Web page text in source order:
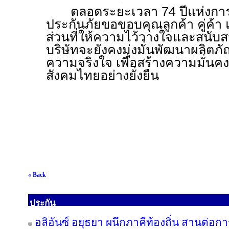
ตลอดระยะเวลา 74 ปีแห่งกา
ประกันภัยขอขอบคุณลูกค้า คู่ค้า
ส่วนที่ให้ความไว้วางใจและสนับ
บริษัทจะยังคงมุ่งมั่นพัฒนาผลิตภั
ความจริงใจ เพื่อสร้างความมั่น
สังคมไทยอย่างยั่งยืน
« Back
ประกัน
อลิอันซ์ อยุธยา ผนึกภาคีท้องถิ่น สานต่อก